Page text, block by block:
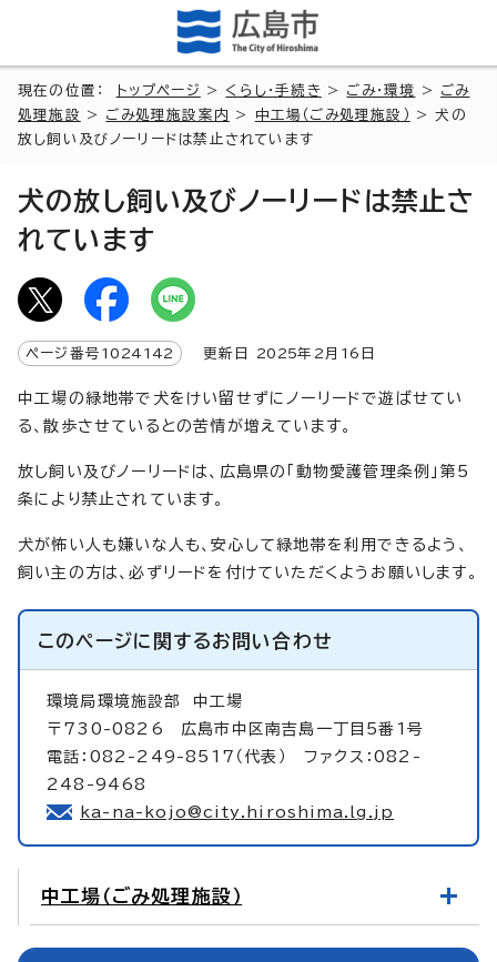
現在の位置： トップページ > くらし・手続き > ごみ・環境 > ごみ
処理施設
> ごみ処理施設案内 > 中工場（ごみ処理施設）
> 犬の
放し飼い及びノーリードは禁止されています
犬の放し飼い及びノーリードは禁止さ
れています
ページ番号 1024142 更新日 2025年2月 16 日
中工場の緑地帯で犬をけい留せずにノーリードで遊ばせてい
る、散歩させているとの苦情が増えています。
放し飼い及びノーリードは、広島県の「動物愛護管理条例」第5
条により禁止されています。
犬が怖い人も嫌いな人も、安心して緑地帯を利用できるよう、
飼い主の方は、必ずリードを付けていただくようお願いします。
このページに関するお問い合わせ
環境局環境施設部 中工場
〒730-0826 広島市中区南吉島一丁目5番1号
電話：082-249-8517（代表） ファクス：082-
248-9468
ka-na-kojo@city.hiroshima.lg.jp
中工場（ごみ処理施設）